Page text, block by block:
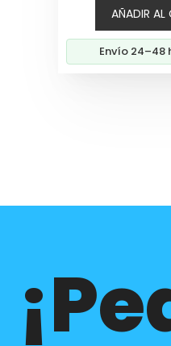
AÑADIR AL
Envío 24–48